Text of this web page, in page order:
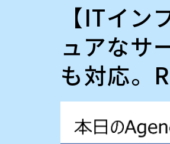
【ITイ
ュアなサ
も対応。